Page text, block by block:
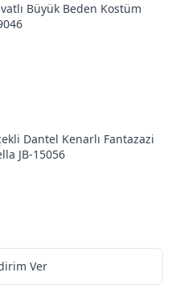
Büyük Beden Kostüm
Dantel Kenarlı Fantazazi
JB-15056
Ver